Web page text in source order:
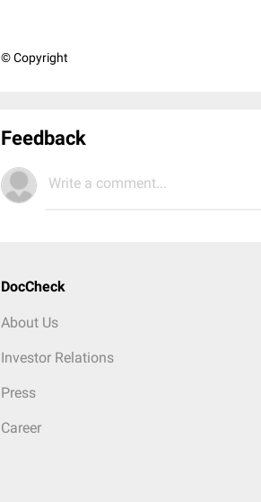
© Copyright
Feedback
Write a comment...
DocCheck
About Us
Investor Relations
Press
Career